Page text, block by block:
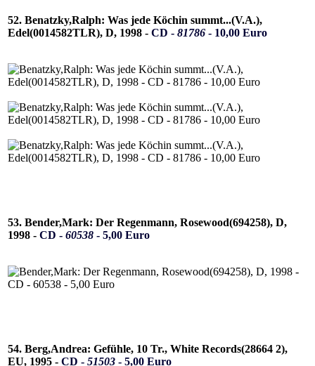
52. Benatzky,Ralph: Was jede Köchin summt...(V.A.),
Edel(0014582TLR), D, 1998 - CD - 81786 - 10,00 Euro
53. Bender,Mark: Der Regenmann, Rosewood(694258), D,
1998 - CD - 60538 - 5,00 Euro
54. Berg,Andrea: Gefühle, 10 Tr., White Records(28664 2),
EU, 1995 - CD - 51503 - 5,00 Euro